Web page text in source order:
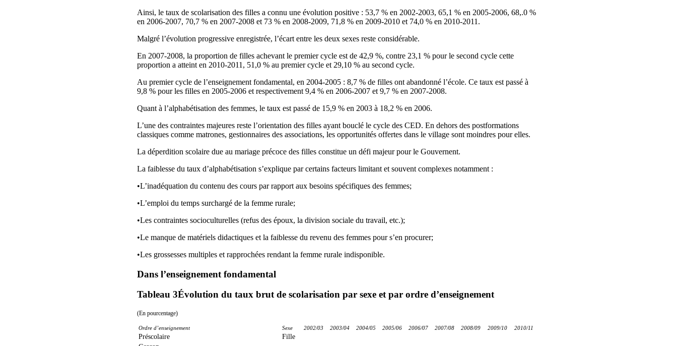
Ainsi, le taux de scolarisation des filles a connu une évolution positive : 53,7 % en 2002-2003, 65,1 % en 2005-2006, 68,.0 %
en 2006-2007, 70,7 % en 2007-2008 et 73 % en 2008-2009, 71,8 % en 2009-2010 et 74,0 % en 2010-2011.
Malgré l’évolution progressive enregistrée, l’écart entre les deux sexes reste considérable.
En 2007-2008, la proportion de filles achevant le premier cycle est de 42,9 %, contre 23,1 % pour le second cycle cette
proportion a atteint en 2010-2011, 51,0 % au premier cycle et 29,10 % au second cycle.
Au premier cycle de l’enseignement fondamental, en 2004-2005 : 8,7 % de filles ont abandonné l’école. Ce taux est passé à
9,8 % pour les filles en 2005-2006 et respectivement 9,4 % en 2006-2007 et 9,7 % en 2007-2008.
Quant à l’alphabétisation des femmes, le taux est passé de 15,9 % en 2003 à 18,2 % en 2006.
L’une des contraintes majeures reste l’orientation des filles ayant bouclé le cycle des CED. En dehors des postformations
classiques comme matrones, gestionnaires des associations, les opportunités offertes dans le village sont moindres pour elles.
La déperdition scolaire due au mariage précoce des filles constitue un défi majeur pour le Gouvernent.
La faiblesse du taux d’alphabétisation s’explique par certains facteurs limitant et souvent complexes notamment :
•L’inadéquation du contenu des cours par rapport aux besoins spécifiques des femmes;
•L’emploi du temps surchargé de la femme rurale;
•Les contraintes socioculturelles (refus des époux, la division sociale du travail, etc.);
•Le manque de matériels didactiques et la faiblesse du revenu des femmes pour s’en procurer;
•Les grossesses multiples et rapprochées rendant la femme rurale indisponible.
Dans l’enseignement fondamental
Tableau 3Évolution du taux brut de scolarisation par sexe et par ordre d’enseignement
(En pourcentage)
Ordre d’enseignement Sexe 2002/03 2003/04 2004/05 2005/06 2006/07 2007/08 2008/09 2009/10 2010/11
Préscolaire
Fille